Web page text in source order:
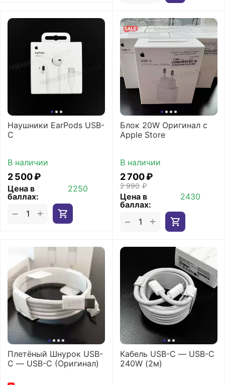
Наушники EarPods USB-
C
В наличии
2 500₽
Цена в
баллах:
2250
+
−
Блок 20W Оригинал с
Apple Store
В наличии
2 990 ₽
2 700₽
Цена в
баллах:
2430
+
−
Плетёный Шнурок USB-
C — USB-C (Оригинал)
Кабель USB-C — USB-C
240W (2м)